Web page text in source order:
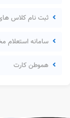
ثبت نام کلاس
سامانه استعلام
هموطن کارت